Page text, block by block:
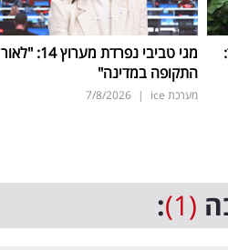
מגי טביבי נפרדת מערוץ 14: "לאור
התקופה במדינה"
מערכת ice |
7/8/2026
(1)
: